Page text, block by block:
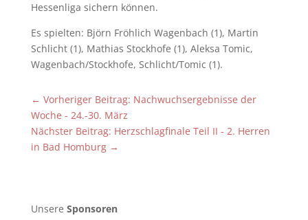
Hessenliga sichern können.
Es spielten: Björn Fröhlich Wagenbach (1), Martin
Schlicht (1), Mathias Stockhofe (1), Aleksa Tomic,
Wagenbach/Stockhofe, Schlicht/Tomic (1).
← Vorheriger Beitrag: Nachwuchsergebnisse der
Woche - 24.-30. März
Nächster Beitrag: Herzschlagfinale Teil II - 2. Herren
in Bad Homburg→
Unsere Sponsoren